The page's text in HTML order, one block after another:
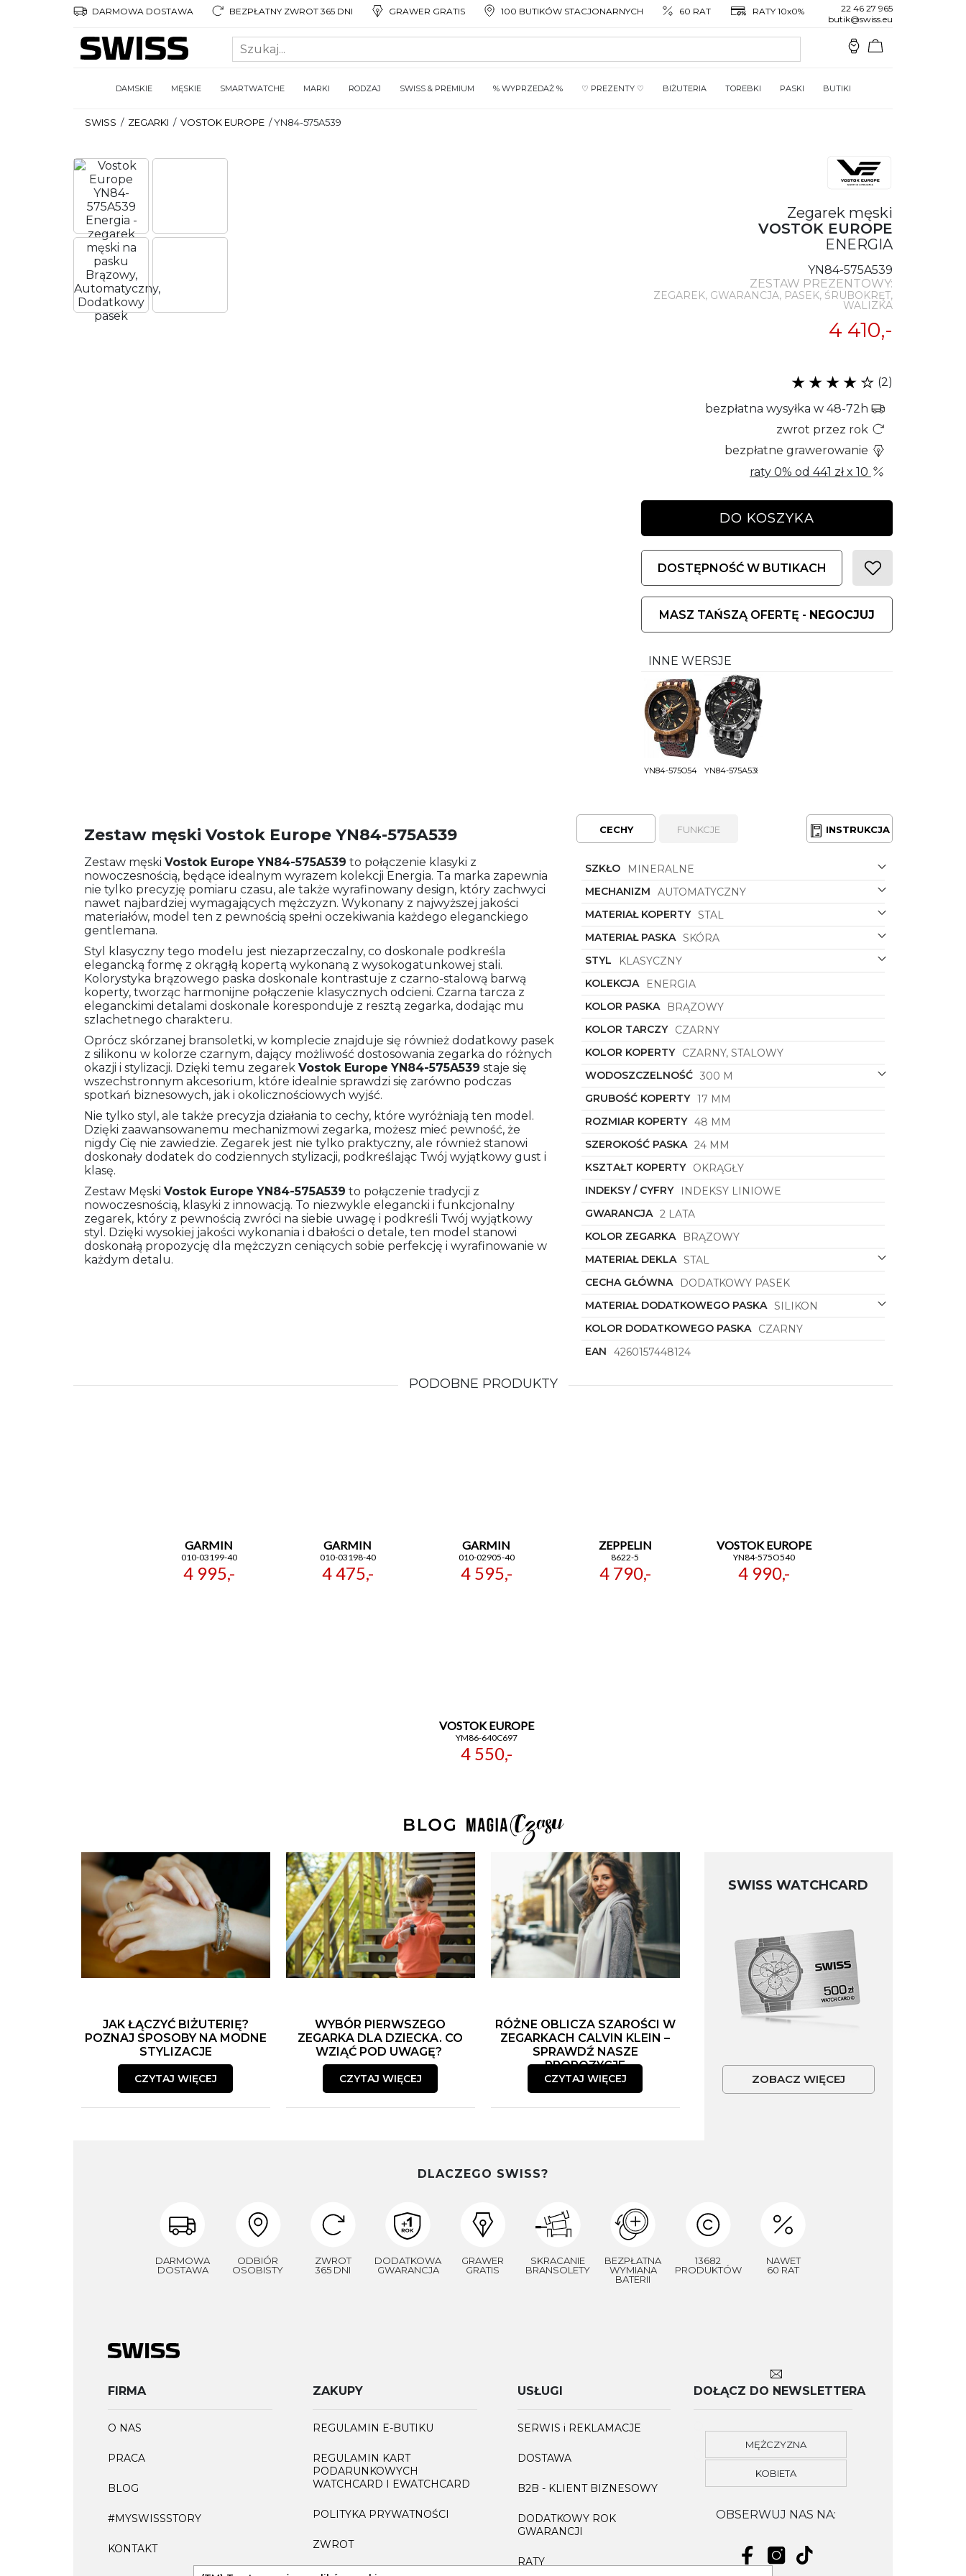
DARMOWA DOSTAWA BEZPŁATNY ZWROT 365 DNI GRAWER GRATIS 100 BUTIKÓW STACJONARNYCH 60 RAT RATY 10x0%
22 46 27 965
butik@swiss.eu
DAMSKIE MĘSKIE SMARTWATCHE MARKI RODZAJ SWISS & PREMIUM % WYPRZEDAŻ % ♡ PREZENTY ♡ BIŻUTERIA TOREBKI PASKI BUTIKI
SWISS / ZEGARKI / VOSTOK EUROPE /YN84-575A539
Zegarek męski
VOSTOK EUROPE
ENERGIA
YN84-575A539
ZESTAW PREZENTOWY:
ZEGAREK, GWARANCJA, PASEK, ŚRUBOKRĘT,
WALIZKA
4 410,-
(2)
bezpłatna wysyłka w 48-72h
zwrot przez rok
bezpłatne grawerowanie
raty 0% od 441 złx 10
DO KOSZYKA
DOSTĘPNOŚĆ W BUTIKACH
MASZ TAŃSZĄ OFERTĘ - NEGOCJUJ
INNE WERSJE
YN84-575O540 YN84-575A538
Zestaw męski Vostok Europe YN84-575A539
Zestaw męski Vostok Europe YN84-575A539 to połączenie klasyki z
nowoczesnością, będące idealnym wyrazem kolekcji Energia. Ta marka zapewnia
nie tylko precyzję pomiaru czasu, ale także wyrafinowany design, który zachwyci
nawet najbardziej wymagających mężczyzn. Wykonany z najwyższej jakości
materiałów, model ten z pewnością spełni oczekiwania każdego eleganckiego
gentlemana.
Styl klasyczny tego modelu jest niezaprzeczalny, co doskonale podkreśla
elegancką formę z okrągłą kopertą wykonaną z wysokogatunkowej stali.
Kolorystyka brązowego paska doskonale kontrastuje z czarno-stalową barwą
koperty, tworząc harmonijne połączenie klasycznych odcieni. Czarna tarcza z
eleganckimi detalami doskonale koresponduje z resztą zegarka, dodając mu
szlachetnego charakteru.
Oprócz skórzanej bransoletki, w komplecie znajduje się również dodatkowy pasek
z silikonu w kolorze czarnym, dający możliwość dostosowania zegarka do różnych
okazji i stylizacji. Dzięki temu zegarek Vostok Europe YN84-575A539 staje się
wszechstronnym akcesorium, które idealnie sprawdzi się zarówno podczas
spotkań biznesowych, jak i okolicznościowych wyjść.
Nie tylko styl, ale także precyzja działania to cechy, które wyróżniają ten model.
Dzięki zaawansowanemu mechanizmowi zegarka, możesz mieć pewność, że
nigdy Cię nie zawiedzie. Zegarek jest nie tylko praktyczny, ale również stanowi
doskonały dodatek do codziennych stylizacji, podkreślając Twój wyjątkowy gust i
klasę.
Zestaw Męski Vostok Europe YN84-575A539 to połączenie tradycji z
nowoczesnością, klasyki z innowacją. To niezwykle elegancki i funkcjonalny
zegarek, który z pewnością zwróci na siebie uwagę i podkreśli Twój wyjątkowy
styl. Dzięki wysokiej jakości wykonania i dbałości o detale, ten model stanowi
doskonałą propozycję dla mężczyzn ceniących sobie perfekcję i wyrafinowanie w
każdym detalu.
CECHY FUNKCJE INSTRUKCJA
SZKŁO
MINERALNE
MECHANIZM
AUTOMATYCZNY
MATERIAŁ KOPERTY STAL
MATERIAŁ PASKA SKÓRA
STYL
KLASYCZNY
KOLEKCJA
ENERGIA
KOLOR PASKA
BRĄZOWY
KOLOR TARCZY
CZARNY
KOLOR KOPERTY
CZARNY, STALOWY
WODOSZCZELNOŚĆ 300 M
GRUBOŚĆ KOPERTY 17 MM
ROZMIAR KOPERTY 48 MM
SZEROKOŚĆ PASKA 24 MM
KSZTAŁT KOPERTY
OKRĄGŁY
INDEKSY / CYFRY
INDEKSY LINIOWE
GWARANCJA 2 LATA
KOLOR ZEGARKA
BRĄZOWY
MATERIAŁ DEKLA STAL
CECHA GŁÓWNA
DODATKOWY PASEK
MATERIAŁ DODATKOWEGO PASKA SILIKON
KOLOR DODATKOWEGO PASKA
CZARNY
EAN
4260157448124
PODOBNE PRODUKTY
GARMIN
010-03199-40
4 995,-
GARMIN
010-03198-40
4 475,-
GARMIN
010-02905-40
4 595,-
ZEPPELIN
8622-5
4 790,-
VOSTOK EUROPE
YN84-575O540
4 990,-
VOSTOK EUROPE
YM86-640C697
4 550,-
JAK ŁĄCZYĆ BIŻUTERIĘ?
POZNAJ SPOSOBY NA MODNE
STYLIZACJE
CZYTAJ WIĘCEJ
WYBÓR PIERWSZEGO
ZEGARKA DLA DZIECKA. CO
WZIĄĆ POD UWAGĘ?
CZYTAJ WIĘCEJ
RÓŻNE OBLICZA SZAROŚCI W
ZEGARKACH CALVIN KLEIN –
SPRAWDŹ NASZE
PROPOZYCJE
CZYTAJ WIĘCEJ
SWISS WATCHCARD
ZOBACZ WIĘCEJ
DLACZEGO SWISS?
DARMOWA
DOSTAWA
ODBIÓR
OSOBISTY
ZWROT
365 DNI
DODATKOWA
GWARANCJA
GRAWER
GRATIS
SKRACANIE
BRANSOLETY
BEZPŁATNA
WYMIANA
BATERII
13682
PRODUKTÓW
NAWET
60 RAT
FIRMA
O NAS
PRACA
BLOG
#MYSWISSSTORY
KONTAKT
ZAKUPY
REGULAMIN E-BUTIKU
REGULAMIN KART
PODARUNKOWYCH
WATCHCARD I EWATCHCARD
POLITYKA PRYWATNOŚCI
ZWROT
USŁUGI
SERWIS i REKLAMACJE
DOSTAWA
B2B - KLIENT BIZNESOWY
DODATKOWY ROK
GWARANCJI
RATY
DOŁĄCZ DO NEWSLETTERA
MĘŻCZYZNA
KOBIETA
OBSERWUJ NAS NA: